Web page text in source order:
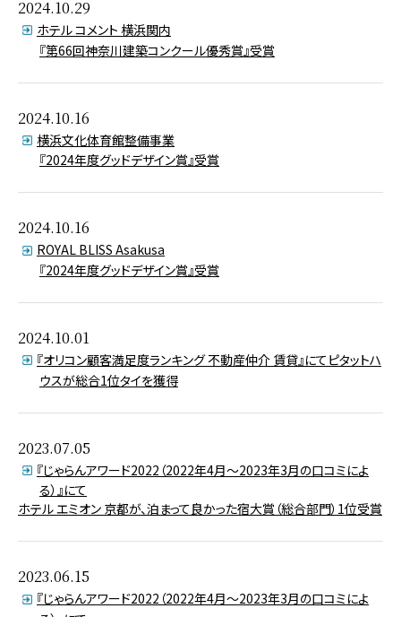
2024.10.29
ホテル コメント 横浜関内
『第66回神奈川建築コンクール優秀賞』受賞
2024.10.16
横浜文化体育館整備事業
『2024年度グッドデザイン賞』受賞
2024.10.16
ROYAL BLISS Asakusa
『2024年度グッドデザイン賞』受賞
2024.10.01
『オリコン顧客満足度ランキング 不動産仲介 賃貸』にてピタットハ
ウスが総合1位タイを獲得
2023.07.05
『じゃらんアワード2022（2022年4月～2023年3月の口コミによ
る）』にて
ホテル エミオン 京都が、泊まって良かった宿大賞（総合部門）1位受賞
2023.06.15
『じゃらんアワード2022（2022年4月～2023年3月の口コミによ